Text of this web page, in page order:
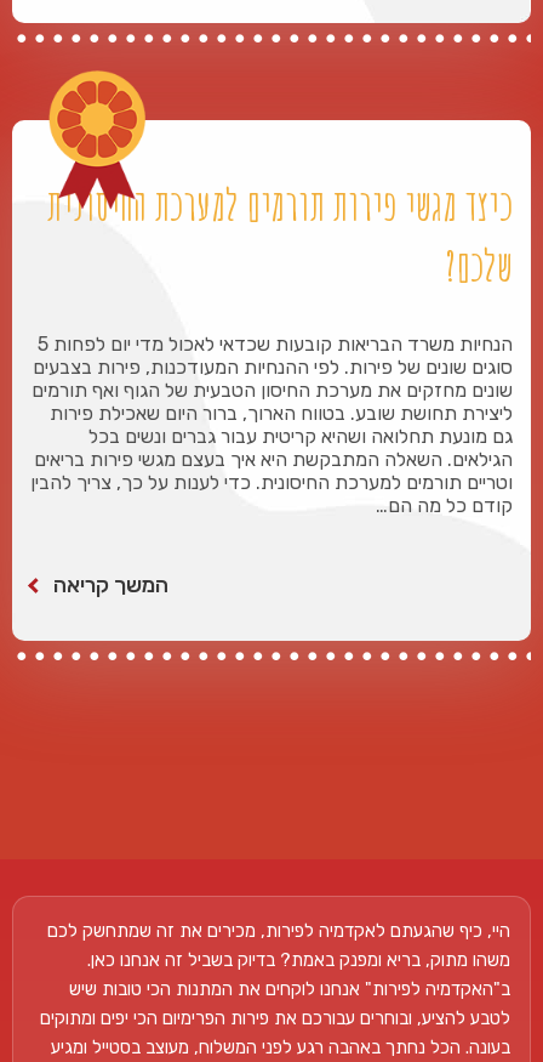
כיצד מגשי פירות תורמים למערכת החיסונית
שלכם?
הנחיות משרד הבריאות קובעות שכדאי לאכול מדי יום לפחות 5
סוגים שונים של פירות. לפי ההנחיות המעודכנות, פירות בצבעים
שונים מחזקים את מערכת החיסון הטבעית של הגוף ואף תורמים
ליצירת תחושת שובע. בטווח הארוך, ברור היום שאכילת פירות
גם מונעת תחלואה ושהיא קריטית עבור גברים ונשים בכל
הגילאים. השאלה המתבקשת היא איך בעצם מגשי פירות בריאים
וטריים תורמים למערכת החיסונית. כדי לענות על כך, צריך להבין
קודם כל מה הם…
המשך קריאה
היי, כיף שהגעתם לאקדמיה לפירות, מכירים את זה שמתחשק לכם
משהו מתוק, בריא ומפנק באמת? בדיוק בשביל זה אנחנו כאן.
ב"האקדמיה לפירות" אנחנו לוקחים את המתנות הכי טובות שיש
לטבע להציע, ובוחרים עבורכם את פירות הפרימיום הכי יפים ומתוקים
בעונה. הכל נחתך באהבה רגע לפני המשלוח, מעוצב בסטייל ומגיע